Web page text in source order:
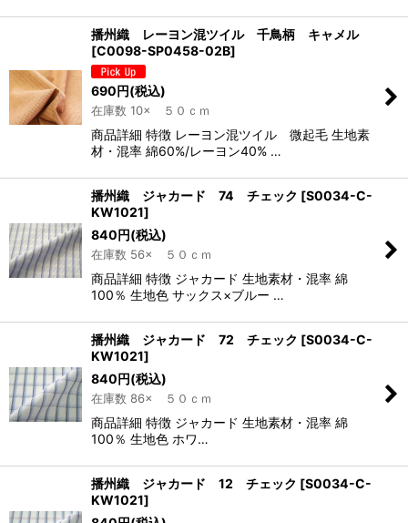
播州織 レーヨン混ツイル 千鳥柄 キャメル
[C0098-SP0458-02B]
690円(税込)
在庫数 10× ５０ｃｍ
商品詳細 特徴 レーヨン混ツイル 微起毛 生地素
材・混率 綿60%/レーヨン40% …
播州織 ジャカード 74 チェック [S0034-C-
KW1021]
840円(税込)
在庫数 56× ５０ｃｍ
商品詳細 特徴 ジャカード 生地素材・混率 綿
100％ 生地色 サックス×ブルー …
播州織 ジャカード 72 チェック [S0034-C-
KW1021]
840円(税込)
在庫数 86× ５０ｃｍ
商品詳細 特徴 ジャカード 生地素材・混率 綿
100％ 生地色 ホワ…
播州織 ジャカード 12 チェック [S0034-C-
KW1021]